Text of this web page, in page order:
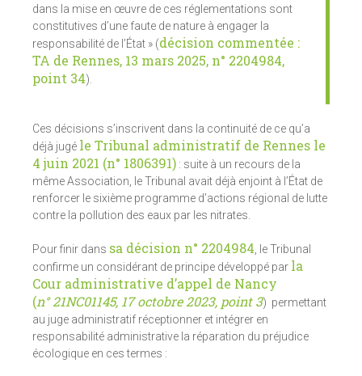
dans la mise en œuvre de ces réglementations sont
constitutives d’une faute de nature à engager la
responsabilité de l’État » (décision commentée :
TA de Rennes, 13 mars 2025, n° 2204984,
point 34).
Ces décisions s’inscrivent dans la continuité de ce qu’a
déjà jugé le Tribunal administratif de Rennes le
4 juin 2021 (n° 1806391) : suite à un recours de la
même Association, le Tribunal avait déjà enjoint à l’État de
renforcer le sixième programme d’actions régional de lutte
contre la pollution des eaux par les nitrates.
Pour finir dans sa décision n° 2204984 , le Tribunal
confirme un considérant de principe développé par la
Cour administrative d’appel de Nancy
(n° 21NC01145, 17 octobre 2023, point 3) permettant
au juge administratif réceptionner et intégrer en
responsabilité administrative la réparation du préjudice
écologique en ces termes :